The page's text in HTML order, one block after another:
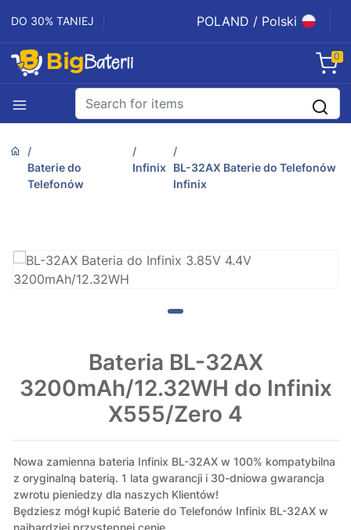
DO 30% TANIEJ POLAND / Polski
0
Baterie do
Telefonów
Infinix
BL-32AX Baterie do Telefonów
Infinix
Bateria BL-32AX
3200mAh/12.32WH do Infinix
X555/Zero 4
Nowa zamienna bateria Infinix BL-32AX w 100% kompatybilna
z oryginalną baterią. 1 lata gwarancji i 30-dniowa gwarancja
zwrotu pieniedzy dla naszych Klientów!
Będziesz mógł kupić Baterie do Telefonów Infinix BL-32AX w
najbardziej przystępnej cenie.